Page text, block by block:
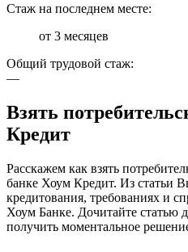
Стаж на последнем месте:
от 3 месяцев
Общий трудовой стаж:
—
Взять
Кредит
Расскажем как взять
банке Хоум Кредит. Из статьи
кредитования, требованиях и
Хоум Банке. Дочитайте статью
получить моментальное